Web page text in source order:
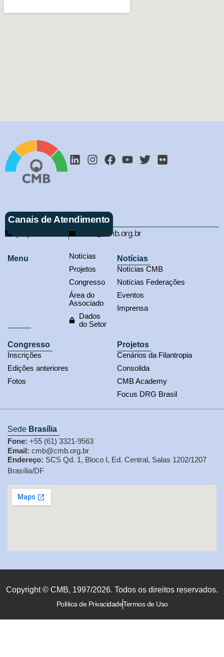
Canais de Atendimento
(61) 3321-9563 cmb@cmb.org.br
Menu
Notícias
Projetos
Congresso
Área do
Associado
Dados
do Setor
Notícias
Notícias CMB
Notícias Federações
Eventos
Imprensa
Congresso
Inscrições
Edições anteriores
Fotos
Projetos
Cenários da Filantropia
Consolida
CMB Academy
Focus DRG Brasil
Sede Brasília
Fone: +55 (61) 3321-9563
Email: cmb@cmb.org.br
Endereço: SCS Qd. 1, Bloco I, Ed. Central, Salas 1202/1207
Brasília/DF
Copyright © CMB, 1997/2026. Todos os direitos reservados.
Política de PrivacidadeTermos de Uso